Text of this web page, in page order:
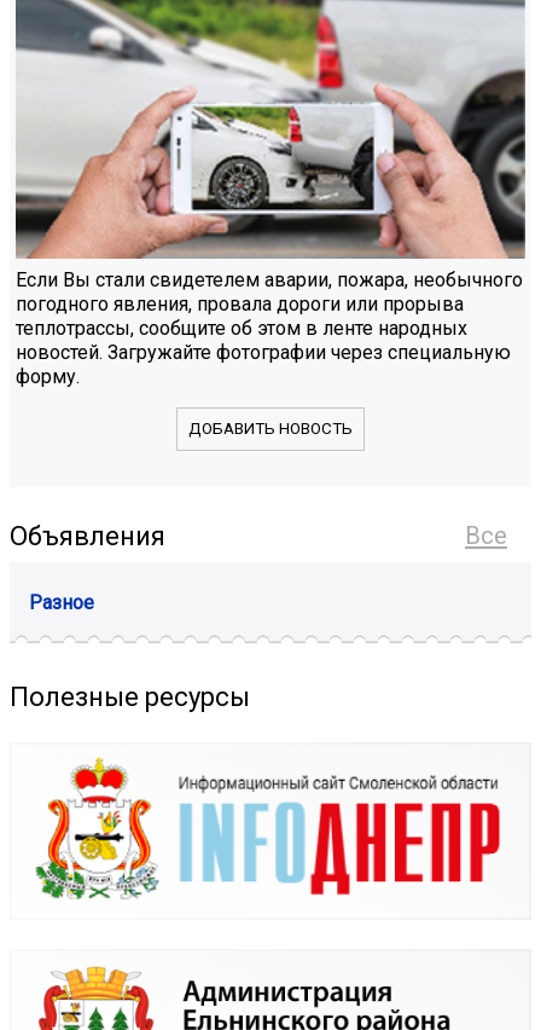
Если Вы стали свидетелем аварии, пожара, необычного
погодного явления, провала дороги или прорыва
теплотрассы, сообщите об этом в ленте народных
новостей. Загружайте фотографии через специальную
форму.
ДОБАВИТЬ НОВОСТЬ
Все
Объявления
Разное
Полезные ресурсы